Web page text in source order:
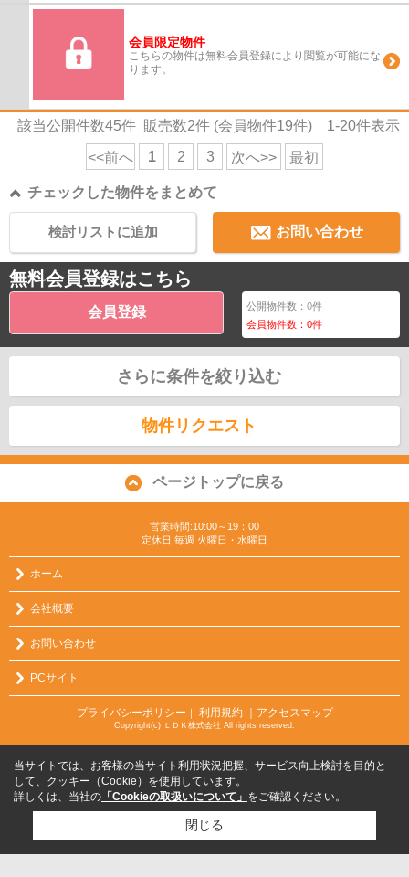
いので安心できます。駅まで徒歩14分の場所...
会員限定物件
こちらの物件は無料会員登録により閲覧が可能にな
ります。
該当公開件数45件 販売数2件 (会員物件19件) 1-20件表示
<<前へ 1 2 3 次へ>> 最初
チェックした物件をまとめて
お問い合わせ
検討リストに追加
無料会員登録はこちら
会員登録 公開物件数：0件
会員物件数：0件
さらに条件を絞り込む
物件リクエスト
ページトップに戻る
営業時間:10:00～19：00
定休日:毎週 火曜日・水曜日
ホーム
会社概要
お問い合わせ
PCサイト
プライバシーポリシー ｜ 利用規約 ｜アクセスマップ
Copyright(c) ＬＤＫ株式会社 All rights reserved.
当サイトでは、お客様の当サイト利用状況把握、サービス向上検討を目的と
して、クッキー（Cookie）を使用しています。
詳しくは、当社の 「Cookieの取扱いについて」 をご確認ください。
閉じる